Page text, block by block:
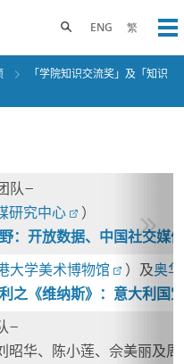
ENG 繁
Toggle search panel
「学院知识交流奖」及「知识
队–
研究中心
）
：开放数据、中国社交媒
大学美术博物馆 ）及奥
之《维纳斯》：意大利国
–
昭华、陈小莲、佘美丽及周